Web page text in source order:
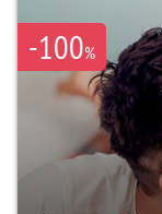
-100%